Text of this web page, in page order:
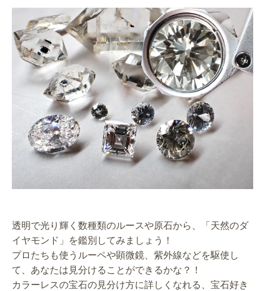
透明で光り輝く数種類のルースや原石から、「天然のダ
イヤモンド」を鑑別してみましょう！
プロたちも使うルーペや顕微鏡、紫外線などを駆使し
て、あなたは見分けることができるかな？！
カラーレスの宝石の見分け方に詳しくなれる、宝石好き